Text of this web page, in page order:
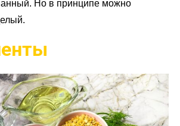
Но в принципе можно